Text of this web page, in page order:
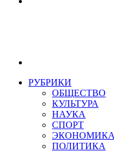
РУБРИКИ
ОБЩЕСТВО
КУЛЬТУРА
НАУКА
СПОРТ
ЭКОНОМИКА
ПОЛИТИКА